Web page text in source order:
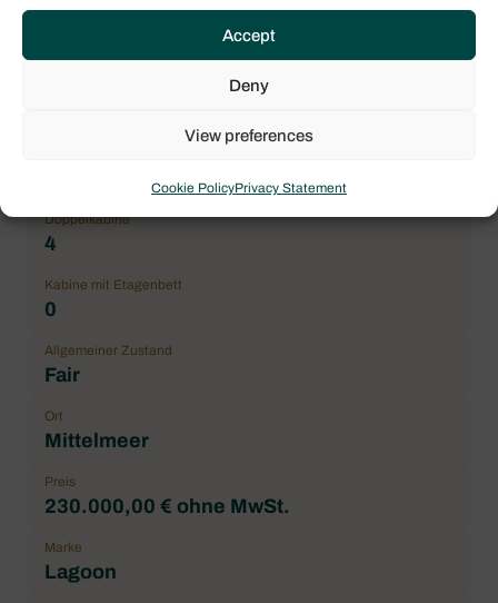
Accept
Deny
View preferences
Cookie PolicyPrivacy Statement
Doppelkabine
4
Kabine mit Etagenbett
0
Allgemeiner Zustand
Fair
Ort
Mittelmeer
Preis
230.000,00 € ohne MwSt.
Marke
Lagoon